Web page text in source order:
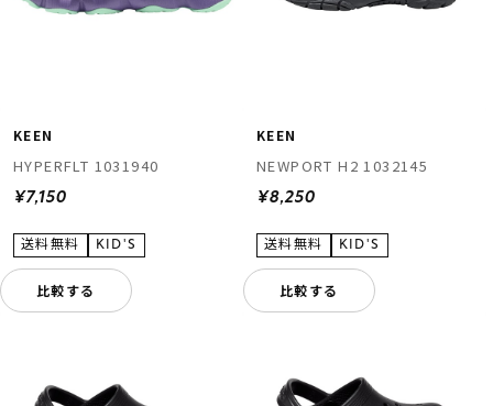
KEEN
HYPERFLT 1031940
¥7,150
比較する
KEEN
NEWPORT H2 1032145
¥8,250
比較する